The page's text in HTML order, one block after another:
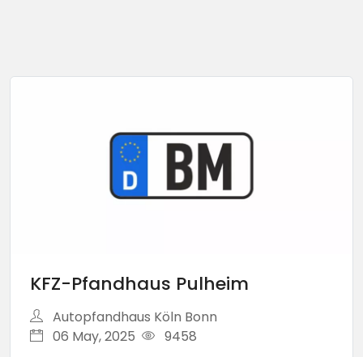
KFZ-Pfandhaus Pulheim
Autopfandhaus Köln Bonn
06 May, 2025
9458